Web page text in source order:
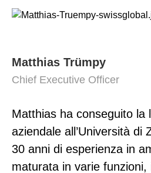
Matthias Trümpy
Chief Executive Officer
Matthias ha conseguito la
aziendale all’Università di
30 anni di esperienza in
maturata in varie funzioni,